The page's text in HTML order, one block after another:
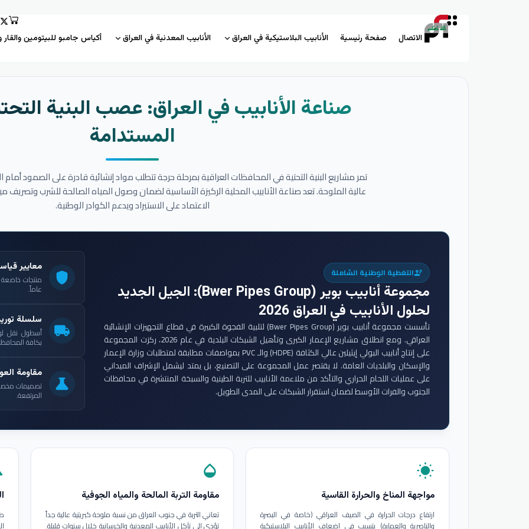
الاتصال صفحة رئيسية الأنابيب البلاستيكية في العراق الأنابيب المعدنية في العراق أكياس جامبو للبيتومين والقار
صناعة الأنابيب في العراق: عصب البنية
المستدامة
تمر مشاريع البنية التحتية في المحافظات العراقية بمرحلة حرجة تتطلب مواد إنشائية قادرة على الصمود أمام
عالية الملوحة. تعد صناعة الأنابيب المحلية الركيزة الأساسية لضمان وصول المياه الصالحة للشرب وتصريف
الاعتماد على الاستيراد ويدعم الكوادر الوطنية.
engineeringالتغطية الوطنية الشاملة
مجموعة أنابيب بوير (Bwer Pipes Group)
: الجيل الجديد
لحلول الأنابيب في العراق 2026
تأسست مجموعة أنابيب بوير (Bwer Pipes Group) لتلبية الفجوة الكبيرة في قطاع التجهيزات الإنشائية
العراقي. ومع انطلاق مشاريع الإعمار الكبرى وتأهيل الشبكات البلدية في عام 2026، ركزت المجموعة
على إنتاج أنابيب البولي إيثيلين عالي الكثافة (HDPE) والـ PVC بمواصفات مطابقة لمتطلبات وزارة الإعمار
والإسكان والبلديات العامة. لا يقتصر عمل المجموعة على التصنيع، بل يمتد ليشمل الإشراف الميداني
على عمليات اللحام الحراري والتأكد من ملاءمة الأنابيب للتربة الطينية والسبخة المنتشرة في محافظات
الجنوب والفرات الأوسط لضمان استقرار الشبكات على المدى الطويل.
shield
معايير
عاماً.
local_shipping
سلسلة
أسطول نقل
بكافة
science
مقاومة
تصميمات
المرتفعة.
wb_sunny
مواجهة المناخ والحرارة القاسية
ارتفاع درجات الحرارة في الصيف العراقي (خاصة في البصرة
والناصرية والعمارة) يتسبب في إضعاف الأنابيب البلاستيكية
opacity
مقاومة التربة المالحة والمياه الجوفية
تعاني التربة في جنوب العراق من نسبة ملوحة كبريتية عالية جداً
تؤدي إلى تآكل الأنابيب المعدنية والخرسانية خلال سنوات قليلة.